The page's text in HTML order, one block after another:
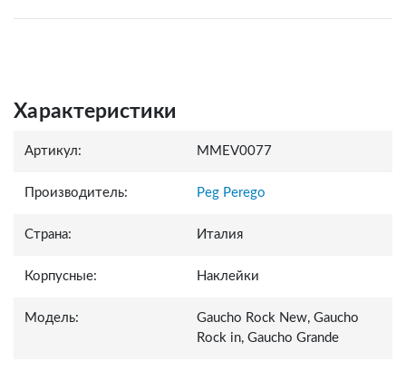
Характеристики
Артикул: MMEV0077
Производитель: Peg Perego
Страна: Италия
Корпусные: Наклейки
Модель:
Gaucho Rock New, Gaucho
Rock in, Gaucho Grande